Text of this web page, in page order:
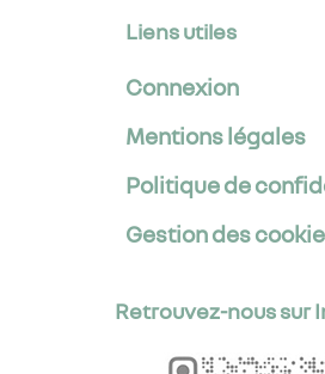
Liens utiles
Connexion
Mentions légales
Politique de
Gestion des
Retrouvez-nous sur